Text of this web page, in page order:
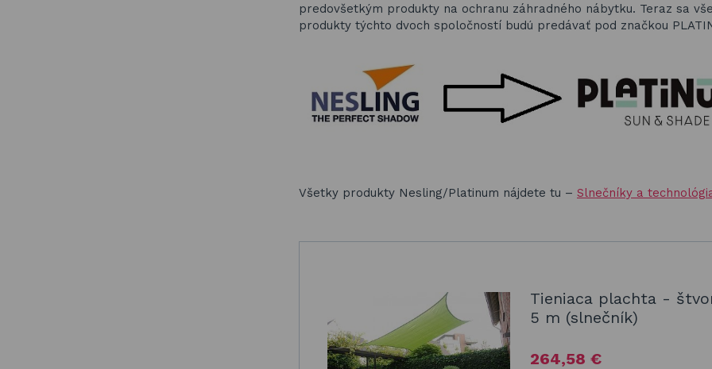
predovšetkým produkty na ochranu záhradného nábytku. Teraz sa
produkty týchto dvoch spoločností budú predávať pod značkou
Všetky produkty Nesling/Platinum nájdete tu – Slnečníky a
Tieniaca plachta -
5 m (slnečník)
264,58 €